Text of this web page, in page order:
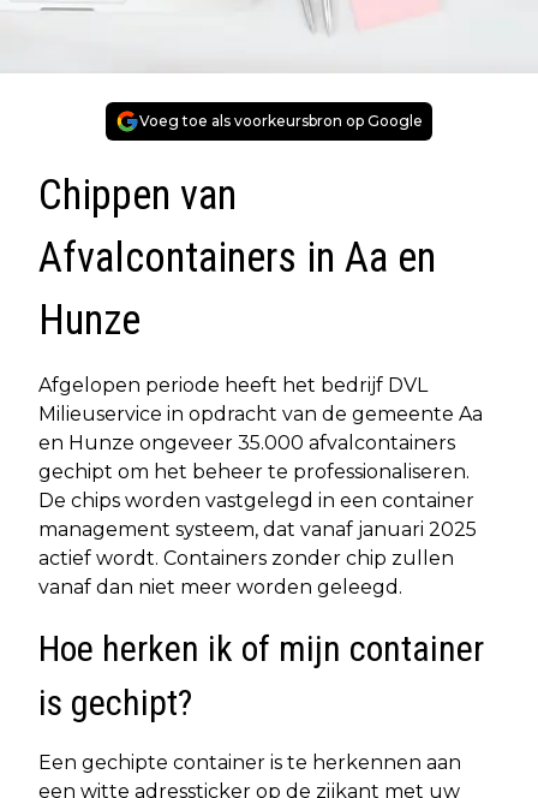
Voeg toe als voorkeursbron op Google
Chippen van
Afvalcontainers in Aa en
Hunze
Afgelopen periode heeft het bedrijf DVL
Milieuservice in opdracht van de gemeente Aa
en Hunze ongeveer 35.000 afvalcontainers
gechipt om het beheer te professionaliseren.
De chips worden vastgelegd in een container
management systeem, dat vanaf januari 2025
actief wordt. Containers zonder chip zullen
vanaf dan niet meer worden geleegd.
Hoe herken ik of mijn container
is gechipt?
Een gechipte container is te herkennen aan
een witte adressticker op de zijkant met uw